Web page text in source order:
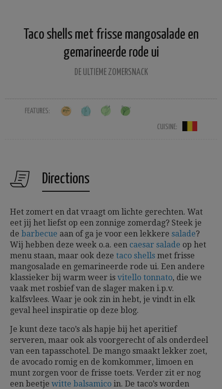
Taco shells met frisse mangosalade en
gemarineerde rode ui
DE ULTIEME ZOMERSNACK
FEATURES:
CUISINE:
Directions
Het zomert en dat vraagt om lichte gerechten. Wat
eet jij het liefst op een zonnige zomerdag? Steek je
de barbecue aan of ga je voor een lekkere salade?
Wij hebben deze week o.a. een caesar salade op het
menu staan, maar ook deze taco shells met frisse
mangosalade en gemarineerde rode ui. Een andere
klassieker bij warm weer is vitello tonnato, die we
vaak met rosbief van de slager maken i.p.v.
kalfsvlees. Waar je ook zin in hebt, je vindt in elk
geval heel inspiratie op deze blog.
Je kunt deze taco’s als hapje bij het aperitief
serveren, maar ook als voorgerecht of als onderdeel
van een tapasschotel. De mango smaakt lekker zoet,
de avocado romig en de komkommer, limoen en
munt zorgen voor de frisse toets. Verder zit er nog
een beetje witte balsamico in. De taco’s worden